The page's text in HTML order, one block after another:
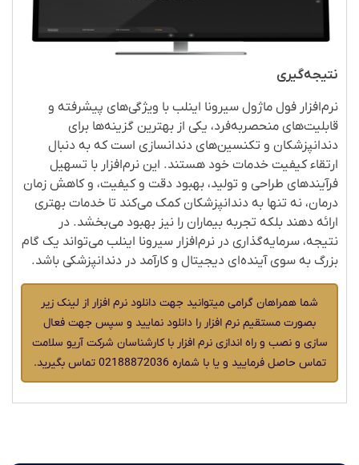
نتیجه‌گیری
نرم‌افزار فول ماژول سیرونا اینلب با ویژگی‌های پیشرفته و
قابلیت‌های منحصربه‌فرد، یکی از بهترین گزینه‌ها برای
دندانپزشکان و تکنسین‌های دندانسازی است که به دنبال
ارتقاء کیفیت خدمات خود هستند. این نرم‌افزار با تسهیل
فرآیندهای طراحی و تولید، بهبود دقت و کیفیت، و کاهش زمان
درمان، نه تنها به دندانپزشکان کمک می‌کند تا خدمات بهتری
ارائه دهند بلکه تجربه بیماران را نیز بهبود می‌بخشد. در
نتیجه، سرمایه‌گذاری در نرم‌افزار سیرونا اینلب می‌تواند یک گام
بزرگ به سوی آینده‌ای دیجیتال و کارآمد در دندانپزشکی باشد.
شما همراهان گرامی میتوانید جهت دانلود نرم افزار از لینک زیر
بصورت مستقیم نرم افزار را دانلود نمایید و سپس جهت فعال
سازی و نصب و راه اندازی نرم افزار با کارشناسان شرکت آریو سلامت
تماس حاصل فرمایید و یا با شماره02188872036 تماس بگیرید.